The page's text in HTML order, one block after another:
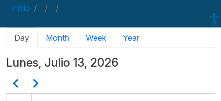
Inicio
Solapas principales
Day Month Week Year
Lunes, Julio 13, 2026
Paginación
AnteriorSiguiente
11
12